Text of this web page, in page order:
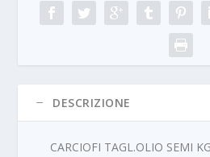
DESCRIZIONE
CARCIOFI TAGL.OLIO SEMI